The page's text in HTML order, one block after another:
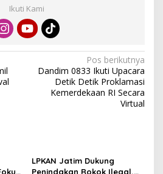
Ikuti Kami
Pos berikutnya
Dandim 0833 Ikuti Upacara
Detik Detik Proklamasi
Kemerdekaan RI Secara
Virtual
LPKAN Jatim Dukung
Penindakan Rokok Ilegal,